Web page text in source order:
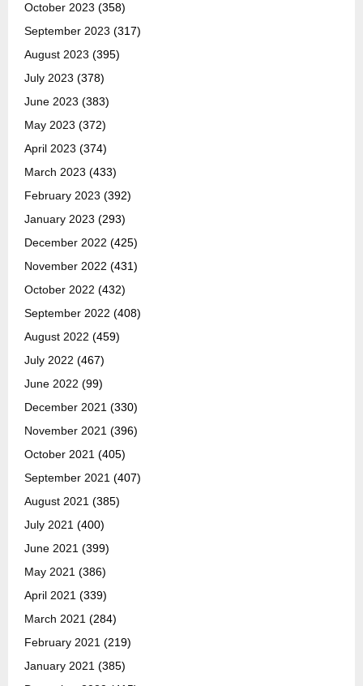
October 2023 (358)
September 2023 (317)
August 2023 (395)
July 2023 (378)
June 2023 (383)
May 2023 (372)
April 2023 (374)
March 2023 (433)
February 2023 (392)
January 2023 (293)
December 2022 (425)
November 2022 (431)
October 2022 (432)
September 2022 (408)
August 2022 (459)
July 2022 (467)
June 2022 (99)
December 2021 (330)
November 2021 (396)
October 2021 (405)
September 2021 (407)
August 2021 (385)
July 2021 (400)
June 2021 (399)
May 2021 (386)
April 2021 (339)
March 2021 (284)
February 2021 (219)
January 2021 (385)